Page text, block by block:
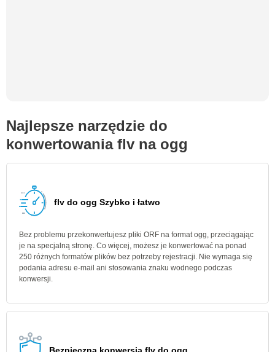
Najlepsze narzędzie do
konwertowania flv na ogg
flv do ogg Szybko i łatwo
Bez problemu przekonwertujesz pliki ORF na format ogg, przeciągając
je na specjalną stronę. Co więcej, możesz je konwertować na ponad
250 różnych formatów plików bez potrzeby rejestracji. Nie wymaga się
podania adresu e-mail ani stosowania znaku wodnego podczas
konwersji.